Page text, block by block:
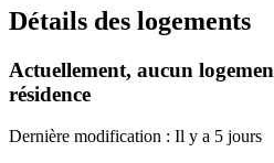
Détails des logements
Actuellement, aucun
résidence
Dernière modification : Il y a 5 jours